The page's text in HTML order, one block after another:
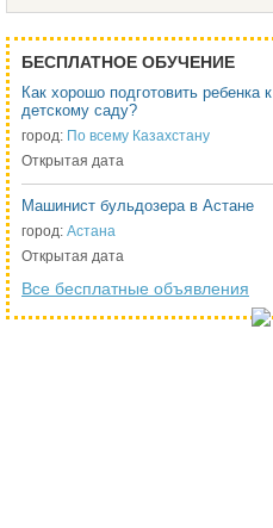
БЕСПЛАТНОЕ ОБУЧЕНИЕ
Как хорошо подготовить ребенка к
детскому саду?
город: По всему Казахстану
Открытая дата
Машинист бульдозера в Астане
город: Астана
Открытая дата
Все бесплатные объявления